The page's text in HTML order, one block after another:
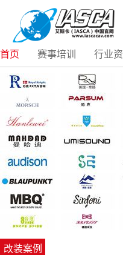
首页 赛事培训 行业
改装案例